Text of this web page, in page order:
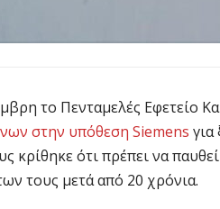
το Πενταμελές Εφετείο
στην υπόθεση Siemens
κρίθηκε ότι πρέπει να
τους μετά από 20 χρόνια.